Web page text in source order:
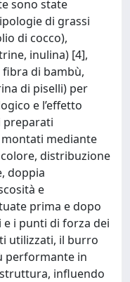
sono state
di grassi
di cocco),
inulina) [4],
di bambù,
di piselli) per
e l’effetto
preparati
mediante
distribuzione
doppia
e
prima e dopo
e i punti di forza dei
utilizzati, il burro
performante in
influendo